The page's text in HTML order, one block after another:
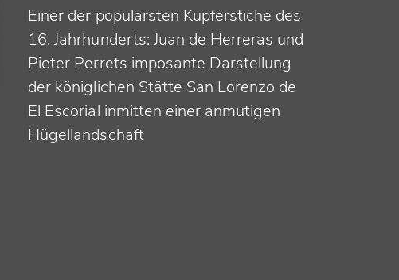
Einer der populärsten Kupferstiche des
16. Jahrhunderts: Juan de Herreras und
Pieter Perrets imposante Darstellung
der königlichen Stätte San Lorenzo de
El Escorial inmitten einer anmutigen
Hügellandschaft